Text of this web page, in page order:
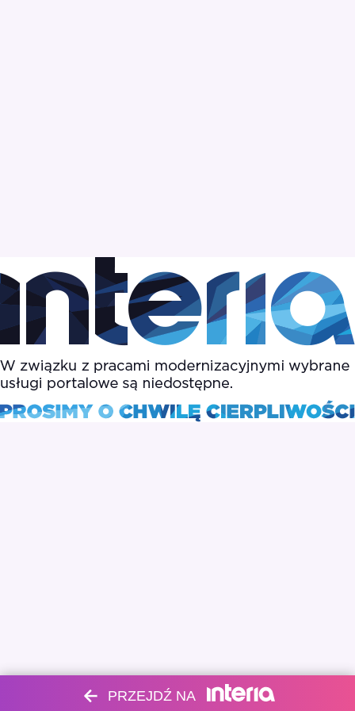
PRZEJDŹ NA